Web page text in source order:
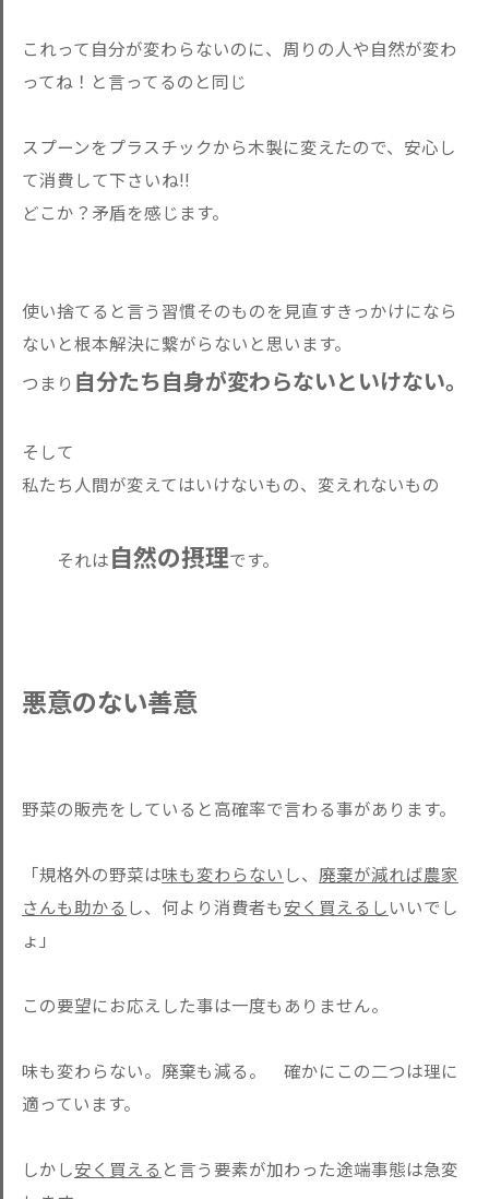
これって自分が変わらないのに、周りの人や自然が変わ
ってね！と言ってるのと同じ
スプーンをプラスチックから木製に変えたので、安心し
て消費して下さいね!!
どこか？矛盾を感じます。
使い捨てると言う習慣そのものを見直すきっかけになら
ないと根本解決に繋がらないと思います。
つまり 自分たち自身が変わらないといけない。
そして
私たち人間が変えてはいけないもの、変えれないもの
それは自然の摂理です。
悪意のない善意
野菜の販売をしていると高確率で言わる事があります。
「規格外の野菜は味も変わらない し、 廃棄が減れば農家
さんも助かる し、何より消費者も安く買えるしいいでし
ょ」
この要望にお応えした事は一度もありません。
味も変わらない。廃棄も減る。 確かにこの二つは理に
適っています。
しかし安く買える と言う要素が加わった途端事態は急変